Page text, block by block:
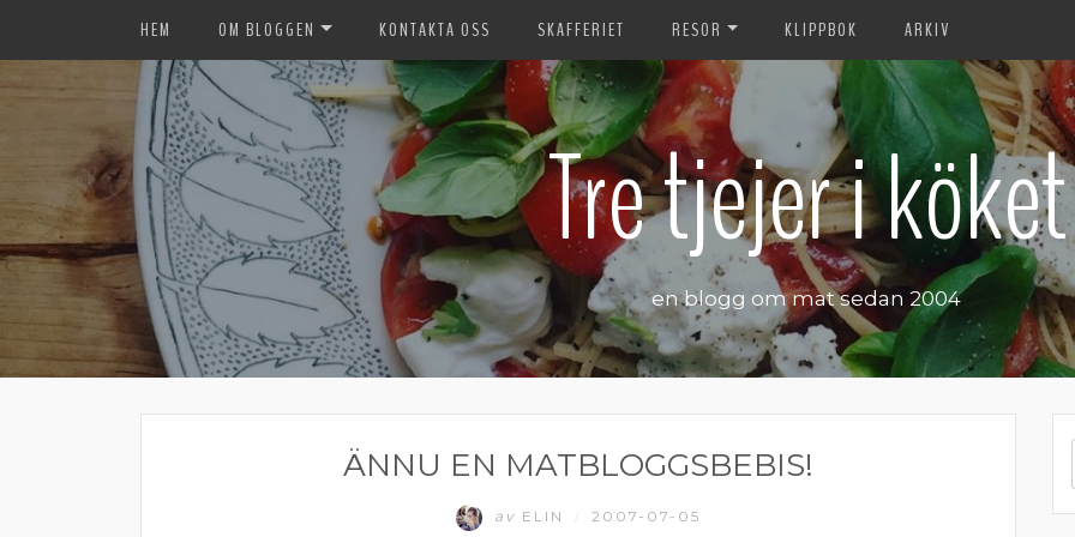
HEM OM BLOGGEN KONTAKTA OSS SKAFFERIET RESOR KLIPPBOK ARKIV
Tre tjejer i köket
en blogg om mat sedan 2004
ÄNNU EN MATBLOGGSBEBIS!
av ELIN 2007-07-05